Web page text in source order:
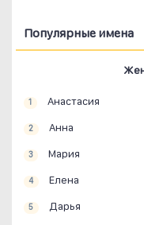
Популярные имена
1 Анастасия
2 Анна
3 Мария
4 Елена
5 Дарья